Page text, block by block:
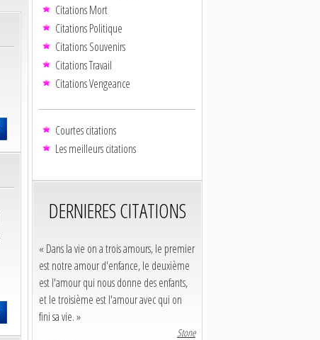
Citations Mort
Citations Politique
Citations Souvenirs
Citations Travail
Citations Vengeance
Courtes citations
Les meilleurs citations
DERNIERES CITATIONS
« Dans la vie on a trois amours, le premier
est notre amour d'enfance, le deuxième
est l'amour qui nous donne des enfants,
et le troisième est l'amour avec qui on
fini sa vie. »
Stone